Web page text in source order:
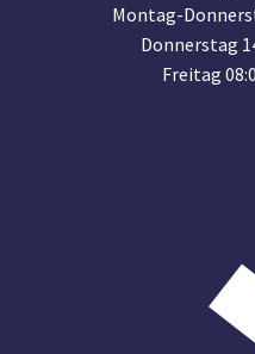
Montag-
Donnerstag
Freitag